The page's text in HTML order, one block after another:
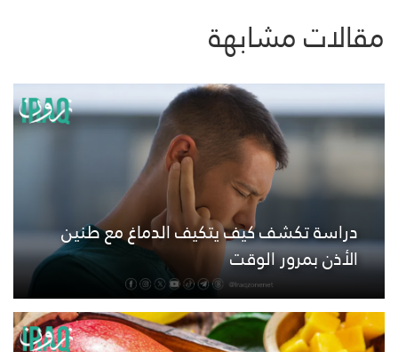
مقالات مشابهة
دراسة تكشف كيف يتكيف الدماغ مع طنين
الأذن بمرور الوقت